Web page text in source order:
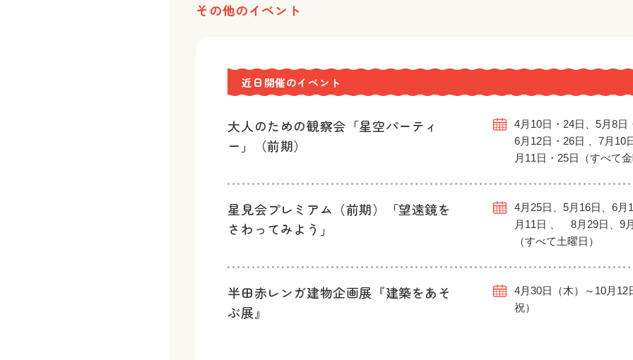
その他のイベント
近日開催のイベント
大人のための観察会「星空パーティ
ー」（前期）
4月10日・24日、5月8日
6月12日・26日 、7月
月11日・25日（すべて
星見会プレミアム（前期）「望遠鏡を
さわってみよう」
4月25日、5月16日、6月
月11日 、 8月29日、9
（すべて土曜日）
半田赤レンガ建物企画展『建築をあそ
ぶ展』
4月30日（木）～10月12
祝）